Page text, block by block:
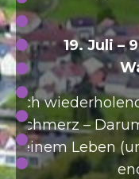
19. Juli –
Sich
Schmerz –
deinem Leben